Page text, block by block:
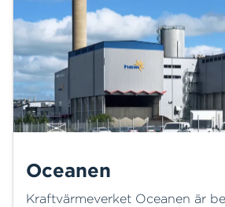
Oceanen
Kraftvärmeverket Oceanen är